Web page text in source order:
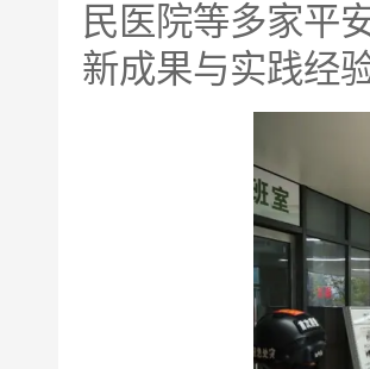
民医院等多家平
新成果与实践经验